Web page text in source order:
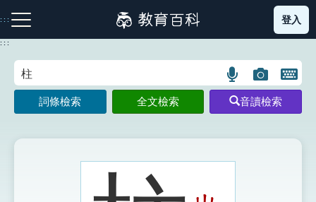
到
主
:::
注音索引圖示 筆畫索引圖示 部首索引表圖示
登入
:::
語
言
搜
示
圖
片
搜
開
鍵
圖
詞條檢索 全文檢索 音讀檢索